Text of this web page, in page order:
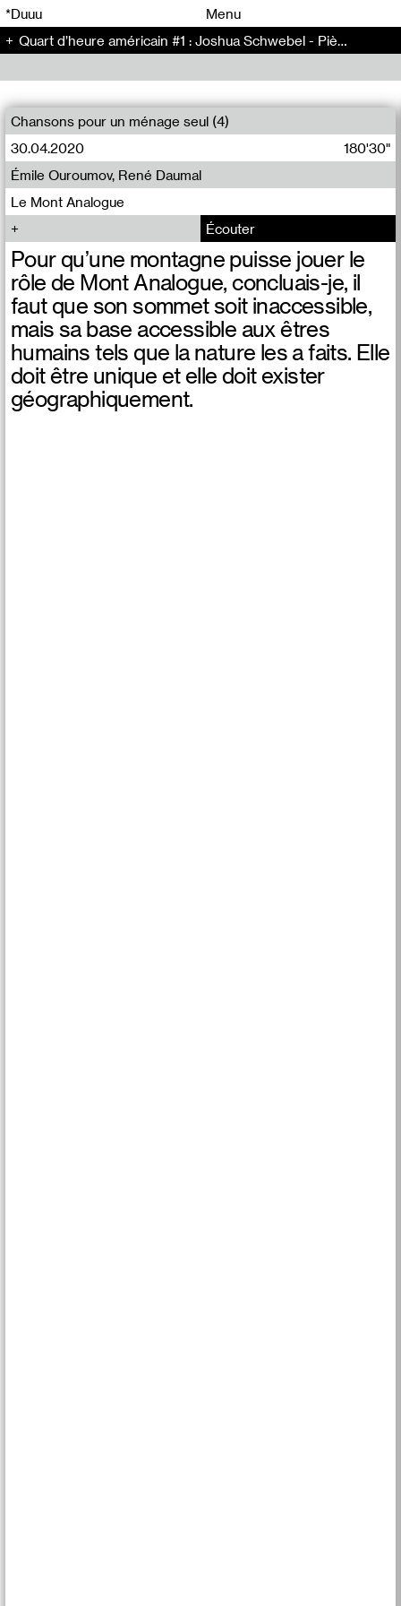
*Duuu
Menu
Quart d’heure américain #1 : Joshua Schwebel - Pièce (67)
Chansons pour un ménage seul (4)
30.04.2020
180'30"
Le Mont Analogue
Émile Ouroumov, René Daumal
Écouter
Pour qu’une montagne puisse jouer le
rôle de Mont Analogue, concluais-je, il
faut que son sommet soit inaccessible,
mais sa base accessible aux êtres
humains tels que la nature les a faits. Elle
doit être unique et elle doit exister
géographiquement.
00 00
00 00